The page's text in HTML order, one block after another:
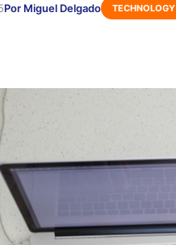
Por Miguel Delgado TECHNOLOGY